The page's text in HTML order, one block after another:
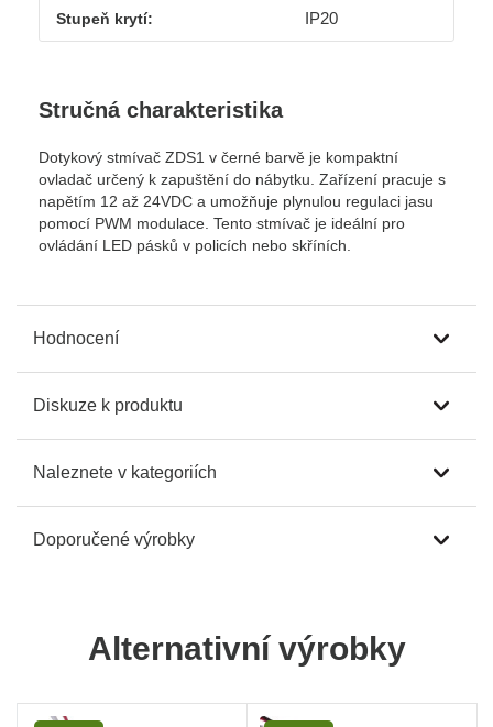
Stupeň krytí: IP20
Stručná charakteristika
Dotykový stmívač ZDS1 v černé barvě je kompaktní
ovladač určený k zapuštění do nábytku. Zařízení pracuje s
napětím 12 až 24VDC a umožňuje plynulou regulaci jasu
pomocí PWM modulace. Tento stmívač je ideální pro
ovládání LED pásků v policích nebo skříních.
Hodnocení
Diskuze k produktu
Naleznete v kategoriích
Doporučené výrobky
Alternativní výrobky